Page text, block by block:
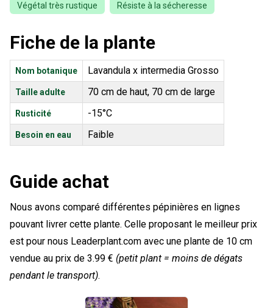
Végétal très rustique Résiste à la sécheresse
Fiche de la plante
Nom botanique Lavandula x intermedia Grosso
Taille adulte 70 cm de haut, 70 cm de large
Rusticité -15°C
Besoin en eau Faible
Guide achat
Nous avons comparé différentes pépinières en lignes
pouvant livrer cette plante. Celle proposant le meilleur prix
est pour nous Leaderplant.com avec une plante de 10 cm
vendue au prix de 3.99 € (petit plant = moins de dégats
pendant le transport).